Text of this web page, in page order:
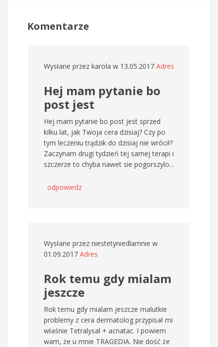
Komentarze
Wysłane przez karola w 13.05.2017 Adres
Hej mam pytanie bo
post jest
Hej mam pytanie bo post jest sprzed
kilku lat, jak Twoja cera dzisiaj? Czy po
tym leczeniu trądzik do dzisiaj nie wrócił?
Zaczynam drugi tydzień tej samej terapi i
szczerze to chyba nawet sie pogorszylo...
odpowiedz
Wysłane przez niestetyniedlamnie w
01.09.2017 Adres
Rok temu gdy mialam
jeszcze
Rok temu gdy mialam jeszcze malutkie
problemy z cera dermatolog przypisał mi
właśnie Tetralysal + acnatac. I powiem
wam, że u mnie TRAGEDIA. Nie dość że